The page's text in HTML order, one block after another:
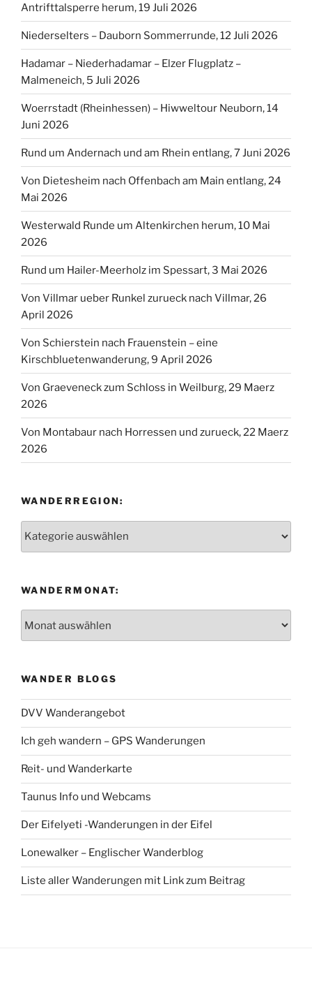
Antrifttalsperre herum, 19 Juli 2026
Niederselters – Dauborn Sommerrunde, 12 Juli 2026
Hadamar – Niederhadamar – Elzer Flugplatz –
Malmeneich, 5 Juli 2026
Woerrstadt (Rheinhessen) – Hiwweltour Neuborn, 14
Juni 2026
Rund um Andernach und am Rhein entlang, 7 Juni 2026
Von Dietesheim nach Offenbach am Main entlang, 24
Mai 2026
Westerwald Runde um Altenkirchen herum, 10 Mai
2026
Rund um Hailer-Meerholz im Spessart, 3 Mai 2026
Von Villmar ueber Runkel zurueck nach Villmar, 26
April 2026
Von Schierstein nach Frauenstein – eine
Kirschbluetenwanderung, 9 April 2026
Von Graeveneck zum Schloss in Weilburg, 29 Maerz
2026
Von Montabaur nach Horressen und zurueck, 22 Maerz
2026
WANDERREGION:
WANDERMONAT:
WANDER BLOGS
DVV Wanderangebot
Ich geh wandern – GPS Wanderungen
Reit- und Wanderkarte
Taunus Info und Webcams
Der Eifelyeti -Wanderungen in der Eifel
Lonewalker – Englischer Wanderblog
Liste aller Wanderungen mit Link zum Beitrag